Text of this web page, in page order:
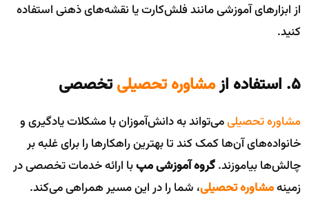
از ابزارهای آموزشی مانند فلش‌کارت یا نقشه‌های ذهنی استفاده
کنید.
۵. استفاده از مشاوره تحصیلیتخصصی
مشاوره تحصیلیمی‌تواند به دانش‌آموزان با مشکلات یادگیری و
خانواده‌های آن‌ها کمک کند تا بهترین راهکارها را برای غلبه بر
چالش‌ها بیاموزند.گروه آموزشی مپبا ارائه خدمات تخصصی در
زمینهمشاوره تحصیلی، شما را در این مسیر همراهی می‌کند.